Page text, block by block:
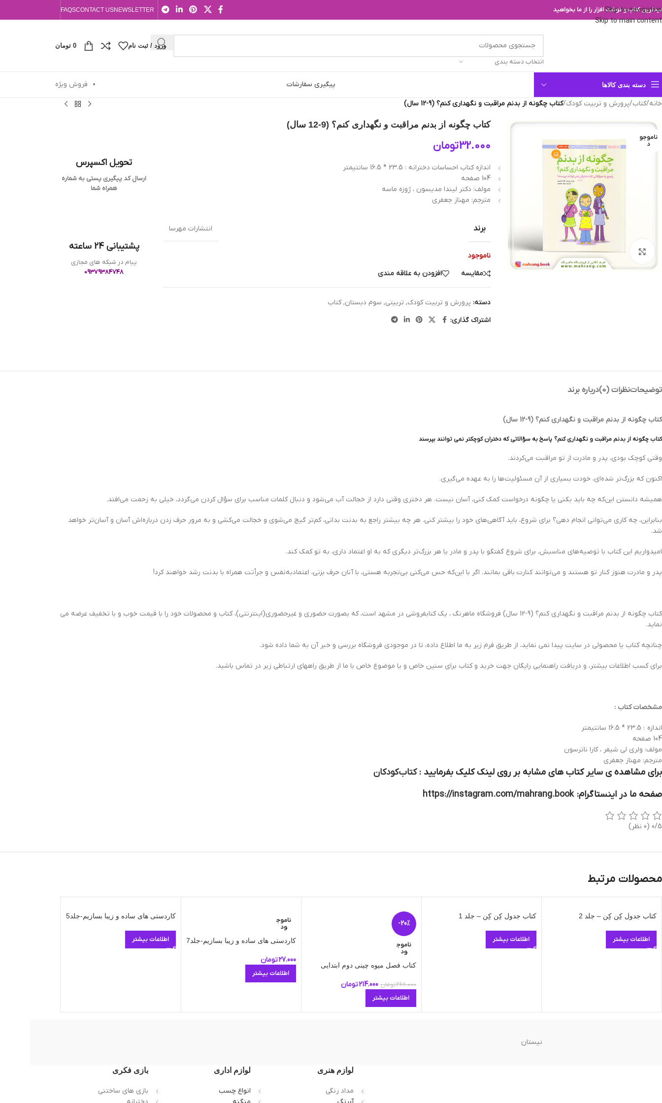
Skip to navigation
Skip to main content
کتاب و نوشت افزار را از ما بخواهید NEWSLETTER
CONTACT US
FAQS
انتخاب دسته بندی
ورود / ثبت نام 0 تومان
دسته بندی کالاها پیگیری سفارشات فروش ویژه
خانه/کتاب/پرورش و تربیت کودک/کتاب چگونه از بدنم مراقبت و نگهداری کنم؟ (9-12 سال)
ناموجو
د
بزرگنمایی تصویر
کتاب چگونه از بدنم مراقبت و نگهداری کنم؟ (9-12 سال)
32.000تومان
اندازه کتاب احساسات دخترانه : 23.5 * 16.5 سانتیمتر
104 صفحه
مولف: دکتر لیندا مدیسون ، ژوزه ماسه
مترجم: مهناز جعفری
برند انتشارات مهرسا
ناموجود
مقایسه
افزودن به علاقه مندی
دسته: پرورش و تربیت کودک, تربیتی, سوم دبستان, کتاب
اشتراک گذاری:
تحویل اکسپرس
ارسال کد پیگیری پستی به شماره
همراه شما
پشتیبانی 24 ساعته
پیام در شبکه های مجازی
09379384748
توضیحاتنظرات (0) درباره برند
کتاب چگونه از بدنم مراقبت و نگهداری کنم؟ (9-12 سال)
کتاب چگونه از بدنم مراقبت و نگهداری کنم؟ پاسخ به سؤالاتی که دختران کوچکتر نمی توانند بپرسند
وقتی کوچک بودی، پدر و مادرت از تو مراقبت می‌کردند.
اکنون که بزرگ‌تر شده‌ای، خودت بسیاری از آن مسئولیت‌ها را به عهده می‌گیری.
همیشه دانستن این‌که چه باید بکنی یا چگونه درخواست کمک کنی، آسان نیست. هر دختری وقتی دارد از خجالت آب می‌شود و دنبال کلمات مناسب برای سؤال کردن می‌گردد، خیلی به زحمت می‌افتد.
بنابراین، چه کاری می‌توانی انجام دهی؟ برای شروع، باید آگاهی‌های خود را بیشتر کنی. هر چه بیشتر راجع به بدنت بدانی، کم‌تر گیج می‌شوی و خجالت می‌کشی و به مرور حرف زدن درباره‌اش آسان و آسان‌تر خواهد
شد.
امیدواریم این کتاب با توصیه‌های مناسبش، برای شروع گفتگو با پدر و مادر یا هر بزرگ‌تر دیگری که به او اعتماد داری، به تو کمک کند.
پدر و مادرت هنوز کنار تو هستند و می‌توانند کنارت باقی بمانند. اگر با این‌که حس می‌کنی بی‌تجربه هستی، با آنان حرف بزنی، اعتماد‌به‌نفس و جرأتت همراه با بدنت رشد خواهند کرد!
کتاب چگونه از بدنم مراقبت و نگهداری کنم؟ (9-12 سال) فروشگاه ماهرنگ ، یک کتابفروشی در مشهد است، که بصورت حضوری و غیرحضوری(اینترنتی)، کتاب و محصولات خود را با قیمت خوب و با تخفیف عرضه می
نماید.
چنانچه کتاب یا محصولی در سایت پیدا نمی نماید، از طریق فرم زیر به ما اطلاع داده، تا در موجودی فروشگاه بررسی و خبر آن به شما داده شود.
برای کسب اطلاعات بیشتر، و دریافت راهنمایی رایگان جهت خرید و کتاب برای سنین خاص و یا موضوع خاص با ما از طریق راههای ارتباطی زیر در تماس باشید.
مشخصات کتاب :
اندازه : 23.5 * 16.5 سانتیمتر
104 صفحه
مولف: ولري لي شيفر ، کارا ناترسون
مترجم: مهناز جعفری
برای مشاهده ی سایر کتاب های مشابه بر روی لینک کلیک بفرمایید :کتاب کودکان
صفحه ما در اینستاگرام:https://instagram.com/mahrang.book
0/5 (0 نظر)
محصولات مرتبط
کتاب جدول کِن کِن – جلد 2
اطلاعات بیشتر
کتاب جدول کِن کِن – جلد 1
اطلاعات بیشتر
-20%
ناموج
ود
کتاب فصل میوه چینی دوم ابتدایی
268.000تومان 214.000تومان
اطلاعات بیشتر
ناموج
ود
کاردستی های ساده و زیبا بسازیم-جلد7
27.000تومان
اطلاعات بیشتر
کاردستی های ساده و زیبا بسازیم-جلد5
اطلاعات بیشتر
نیستان
لوازم هنری
مداد رنگی
لوازم اداری
انواع چسب
بازی فکری
بازی های ساختنی